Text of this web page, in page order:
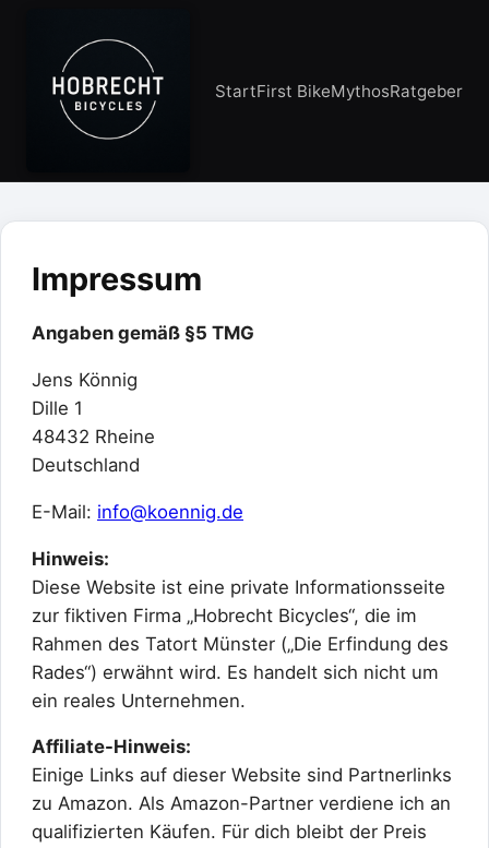
StartFirst BikeMythosRatgeber
Impressum
Angaben gemäß §5 TMG
Jens Könnig
Dille 1
48432 Rheine
Deutschland
E-Mail: info@koennig.de
Hinweis:
Diese Website ist eine private Informationsseite
zur fiktiven Firma „Hobrecht Bicycles“, die im
Rahmen des Tatort Münster („Die Erfindung des
Rades“) erwähnt wird. Es handelt sich nicht um
ein reales Unternehmen.
Affiliate-Hinweis:
Einige Links auf dieser Website sind Partnerlinks
zu Amazon. Als Amazon-Partner verdiene ich an
qualifizierten Käufen. Für dich bleibt der Preis